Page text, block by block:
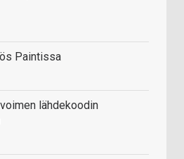
Paintissa
lähdekoodin